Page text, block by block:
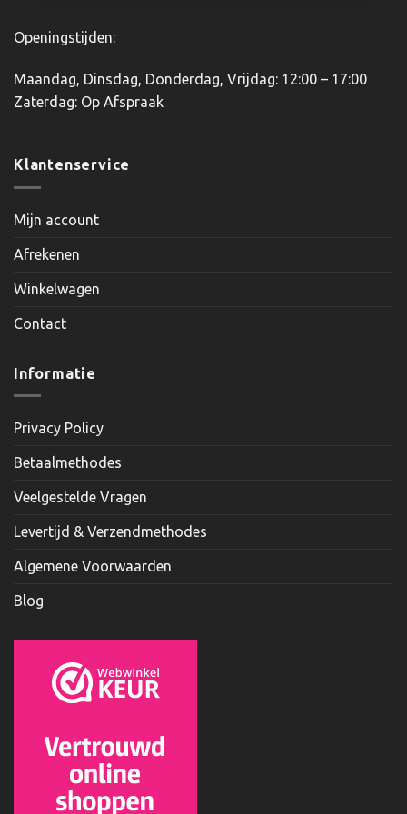
Openingstijden:
Maandag, Dinsdag, Donderdag, Vrijdag: 12:00 – 17:00
Zaterdag: Op Afspraak
Klantenservice
Mijn account
Afrekenen
Winkelwagen
Contact
Informatie
Privacy Policy
Betaalmethodes
Veelgestelde Vragen
Levertijd & Verzendmethodes
Algemene Voorwaarden
Blog